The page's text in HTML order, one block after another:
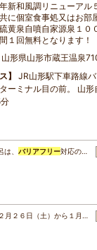
新和風調リニューアル
に個室食事処又はお部
黄泉自噴自家源泉１０
１回無料となります！
山形県山形市蔵王温泉
JR山形駅下車路線
ーミナル目の前。 山
は、 バリアフリー対応の…
月２６日（土）から１月…